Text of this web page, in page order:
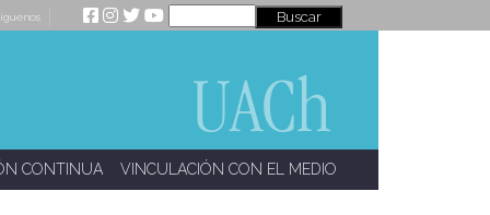
CONTINUA VINCULACIÓN CON EL MEDIO